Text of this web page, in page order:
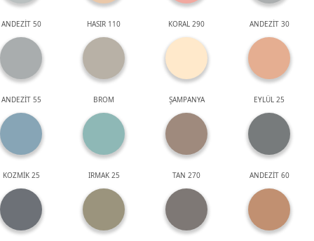
ANDEZİT 50 HASIR 110 KORAL 290 ANDEZİT 30
ANDEZİT 55 BROM ŞAMPANYA EYLÜL 25
KOZMİK 25 IRMAK 25 TAN 270 ANDEZİT 60